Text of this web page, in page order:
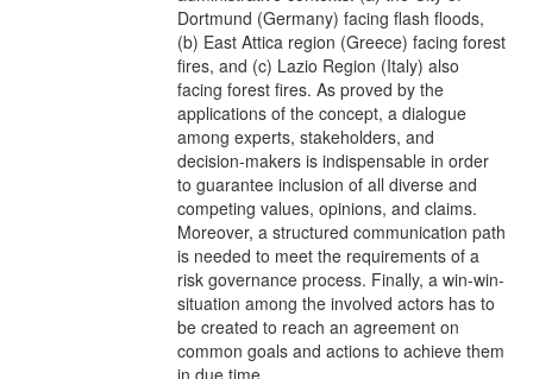
Dortmund (Germany) facing ﬂash ﬂoods,
(b) East Attica region (Greece) facing forest
ﬁres, and (c) Lazio Region (Italy) also
facing forest ﬁres. As proved by the
applications of the concept, a dialogue
among experts, stakeholders, and
decision-makers is indispensable in order
to guarantee inclusion of all diverse and
competing values, opinions, and claims.
Moreover, a structured communication path
is needed to meet the requirements of a
risk governance process. Finally, a win-win-
situation among the involved actors has to
be created to reach an agreement on
common goals and actions to achieve them
in due time.